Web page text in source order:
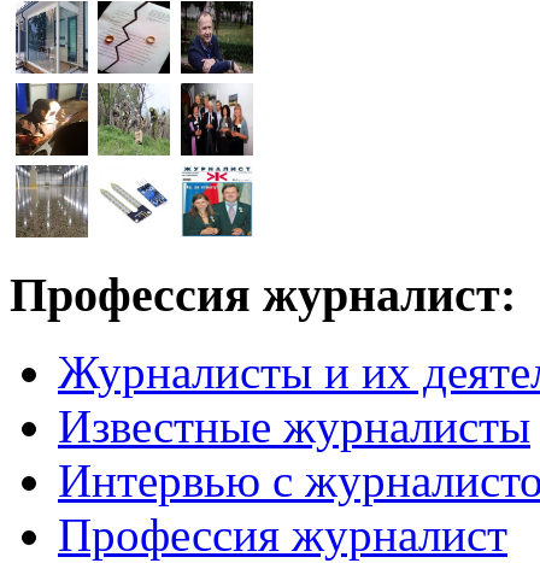
Профессия журналист:
Журналисты и их
Известные журналисты
Интервью с
Профессия журналист